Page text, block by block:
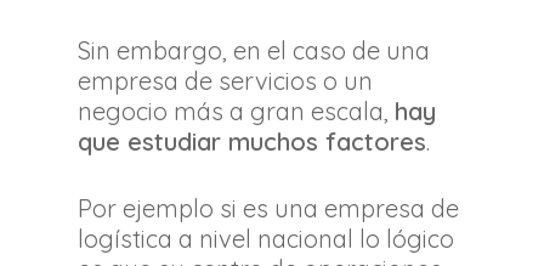
Sin embargo, en el caso de una
empresa de servicios o un
negocio más a gran escala, hay
que estudiar muchos factores.
Por ejemplo si es una empresa de
logística a nivel nacional lo lógico